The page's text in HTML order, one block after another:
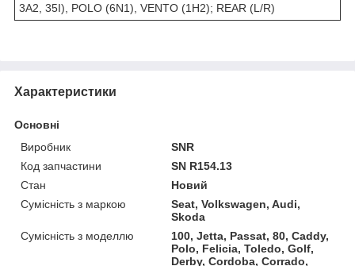
3A2, 35I), POLO (6N1), VENTO (1H2); REAR (L/R)
Характеристики
Основні
Виробник
SNR
Код запчастини
SN R154.13
Стан
Новий
Сумісність з маркою
Seat, Volkswagen, Audi,
Skoda
Сумісність з моделлю
100, Jetta, Passat, 80, Caddy,
Polo, Felicia, Toledo, Golf,
Derby, Cordoba, Corrado,